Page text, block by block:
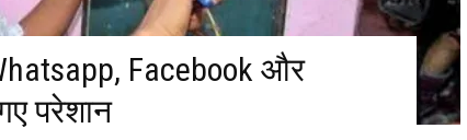
Facebook और
परेशान